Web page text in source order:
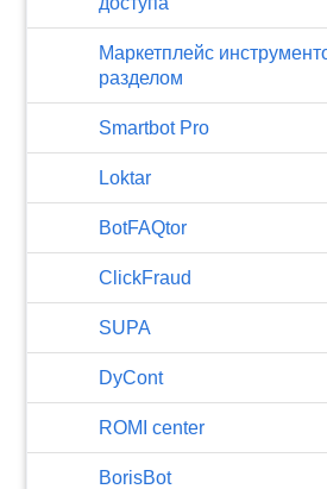
Маркетплейс
разделом
Smartbot Pro
Loktar
BotFAQtor
​ClickFraud
SUPA
DyCont
ROMI center
BorisBot